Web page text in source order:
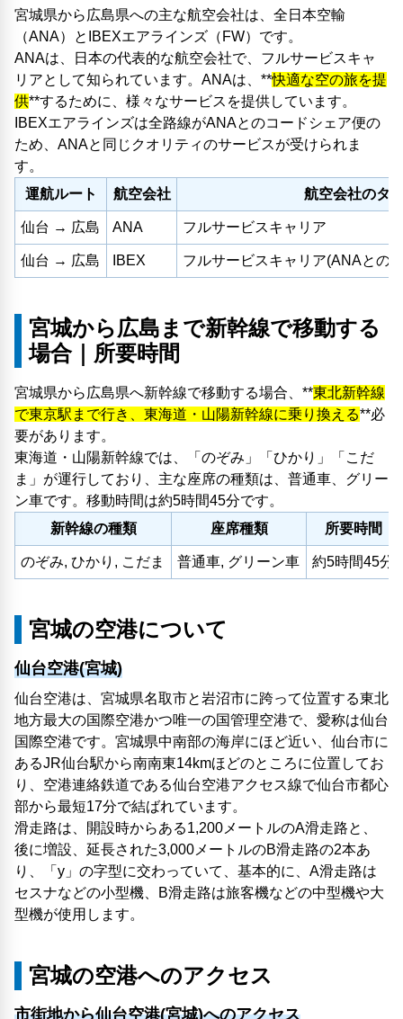
宮城県から広島県への主な航空会社は、全日本空輸
（ANA）とIBEXエアラインズ（FW）です。
ANAは、日本の代表的な航空会社で、フルサービスキャ
リアとして知られています。ANAは、**快適な空の旅を提
供**するために、様々なサービスを提供しています。
IBEXエアラインズは全路線がANAとのコードシェア便の
ため、ANAと同じクオリティのサービスが受けられま
す。
運航ルート
航空会社 航空会社のタ
仙台 → 広島 ANA フルサービスキャリア
仙台 → 広島 IBEX フルサービスキャリア(ANAとの
宮城から広島まで新幹線で移動する
場合｜所要時間
宮城県から広島県へ新幹線で移動する場合、**東北新幹線
で東京駅まで行き、東海道・山陽新幹線に乗り換える**必
要があります。
東海道・山陽新幹線では、「のぞみ」「ひかり」「こだ
ま」が運行しており、主な座席の種類は、普通車、グリー
ン車です。移動時間は約5時間45分です。
新幹線の種類
座席種類 所要時間
のぞみ, ひかり, こだま 普通車, グリーン車 約5時間45分
宮城の空港について
仙台空港(宮城)
仙台空港は、宮城県名取市と岩沼市に跨って位置する東北
地方最大の国際空港かつ唯一の国管理空港で、愛称は仙台
国際空港です。宮城県中南部の海岸にほど近い、仙台市に
あるJR仙台駅から南南東14kmほどのところに位置してお
り、空港連絡鉄道である仙台空港アクセス線で仙台市都心
部から最短17分で結ばれています。
滑走路は、開設時からある1,200メートルのA滑走路と、
後に増設、延長された3,000メートルのB滑走路の2本あ
り、「y」の字型に交わっていて、基本的に、A滑走路は
セスナなどの小型機、B滑走路は旅客機などの中型機や大
型機が使用します。
宮城の空港へのアクセス
市街地から仙台空港(宮城)へのアクセス